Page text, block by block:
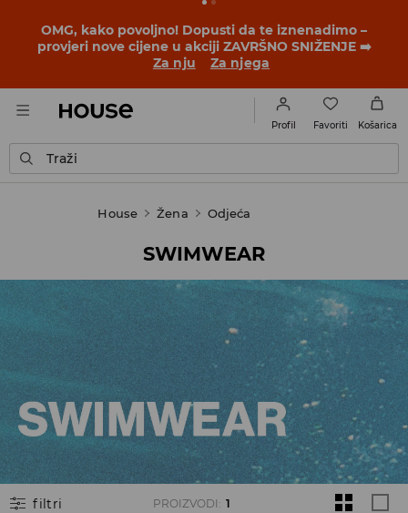
OMG, kako povoljno! Dopusti da te iznenadimo –
provjeri nove cijene u akciji ZAVRŠNO SNIŽENJE ➡️
Za nju
Za njega
Profil Favoriti Košarica
Traži
House Žena Odjeća
SWIMWEAR
filtri PROIZVODI : 1